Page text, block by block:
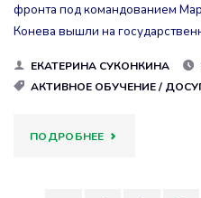
фронта под командованием
Конева вышли на
ЕКАТЕРИНА СУКОНКИНА
АКТИВНОЕ ОБУЧЕНИЕ/
ПОДРОБНЕЕ"26